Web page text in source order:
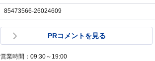
85473566-26024609
PRコメントを見る
営業時間：09:30～19:00